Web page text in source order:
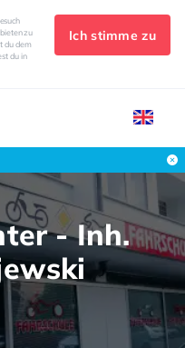
zu
du dem
du in
Ich stimme zu
- Inh.